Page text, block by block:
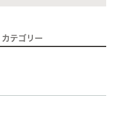
カテゴリー